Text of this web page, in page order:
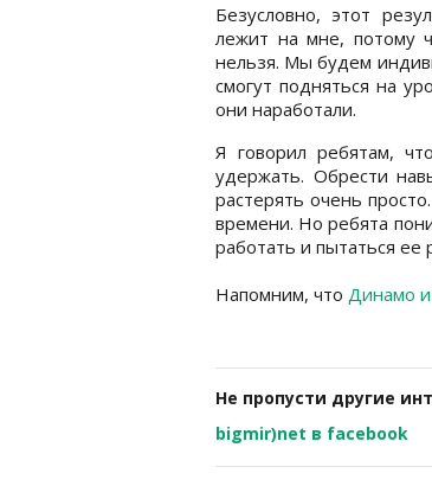
Безусловно, этот
лежит на мне, потому
нельзя. Мы будем
смогут подняться на
они наработали.
Я говорил ребятам,
удержать. Обрести
растерять очень
времени. Но ребята
работать и пытаться
Напомним, что Динамо
Не пропусти другие
bigmir)net в facebook